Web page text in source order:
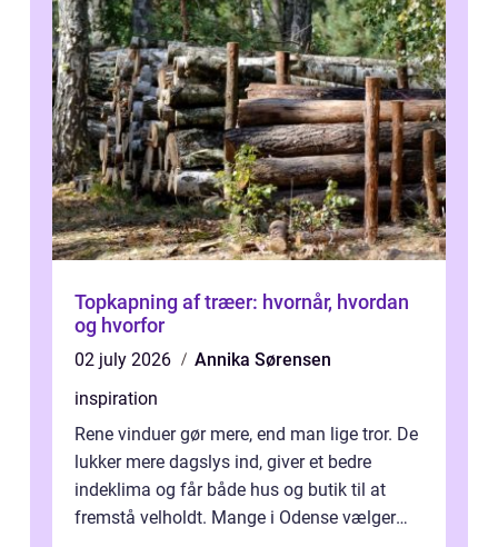
Topkapning af træer: hvornår, hvordan
og hvorfor
02 july 2026
Annika Sørensen
inspiration
Rene vinduer gør mere, end man lige tror. De
lukker mere dagslys ind, giver et bedre
indeklima og får både hus og butik til at
fremstå velholdt. Mange i Odense vælger